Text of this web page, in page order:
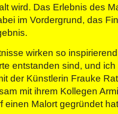
wird. Das Erlebnis des
im Vordergrund, das
wirken so
entstanden sind, und
der Künstlerin Frauke
mit ihrem Kollegen
einen Malort gegründet